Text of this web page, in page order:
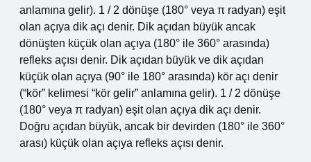
anlamına gelir). 1 / 2 dönüşe (180° veya π radyan) eşit
olan açıya dik açı denir. Dik açıdan büyük ancak
dönüşten küçük olan açıya (180° ile 360° arasında)
refleks açısı denir. Dik açıdan büyük ve dik açıdan
küçük olan açıya (90° ile 180° arasında) kör açı denir
(“kör” kelimesi “kör gelir” anlamına gelir). 1 / 2 dönüşe
(180° veya π radyan) eşit olan açıya dik açı denir.
Doğru açıdan büyük, ancak bir devirden (180° ile 360°
arası) küçük olan açıya refleks açısı denir.